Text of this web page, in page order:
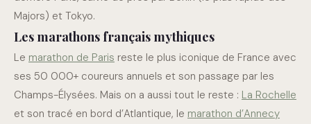
Majors) et Tokyo.
Les marathons français mythiques
Le marathon de Paris reste le plus iconique de France avec
ses 50 000+ coureurs annuels et son passage par les
Champs-Élysées. Mais on a aussi tout le reste : La Rochelle
et son tracé en bord d’Atlantique, le marathon d’Annecy